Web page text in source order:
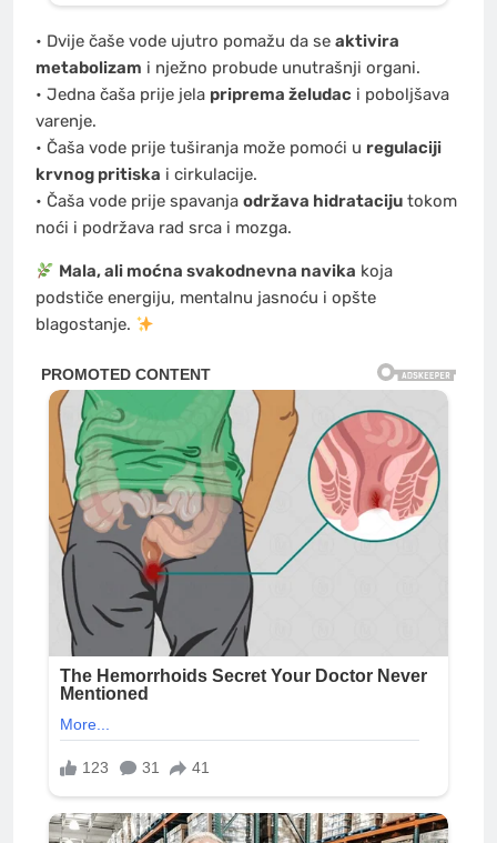
• Dvije čaše vode ujutro pomažu da se aktivira
metabolizam i nježno probude unutrašnji organi.
• Jedna čaša prije jela priprema želudac i poboljšava
varenje.
• Čaša vode prije tuširanja može pomoći u regulaciji
krvnog pritiska i cirkulacije.
• Čaša vode prije spavanja održava hidrataciju tokom
noći i podržava rad srca i mozga.
Mala, ali moćna svakodnevna navika koja
podstiče energiju, mentalnu jasnoću i opšte
blagostanje.